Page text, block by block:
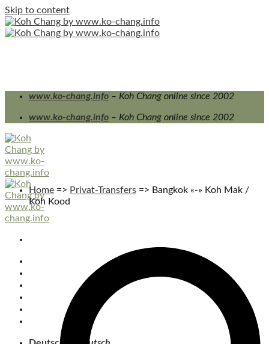
Skip to content
www.ko-chang.info – Koh Chang online since 2002
www.ko-chang.info – Koh Chang online since 2002
PRIVATE TRANSFERS
THAILAND
KAMBODSCHA
INHALT / SITEMAP
Home => Privat-Transfers => Bangkok «-» Koh Mak /
Koh Kood